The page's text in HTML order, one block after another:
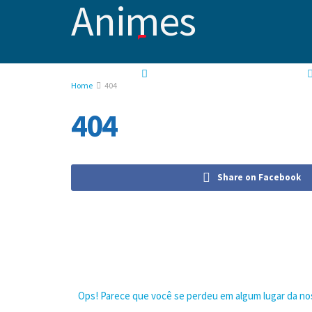
Home 404
404
Share on Facebook
Ops! Parece que você se perdeu em algum lugar da